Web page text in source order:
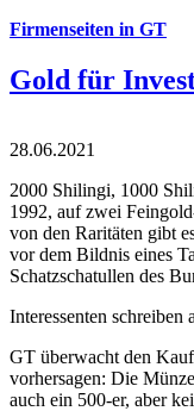
Firmenseiten in GT
Gold für
28.06.2021
2000 Shilingi, 1000
1992, auf zwei
von den Raritäten gibt
vor dem Bildnis eines
Schatzschatullen des
Interessenten
GT überwacht den
vorhersagen: Die
auch ein 500-er, aber